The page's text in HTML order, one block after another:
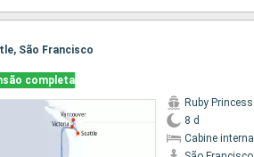
São Francisco
completa
Ruby Princess
8 d
Cabine interna